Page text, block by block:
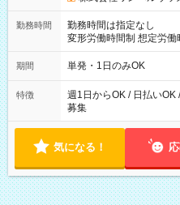
勤務時間
勤務時間は指定なし
変形労働時間制 想定労働時間160時間/
～21：00
期間 単発・1日のみOK
特徴
週1日からOK / 日払い
募集
気になる！